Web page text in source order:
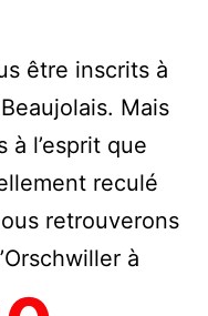
être inscrits à
Mais
à l’esprit que
reculé
retrouverons
à